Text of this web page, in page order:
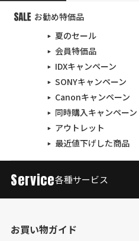
お勧め特価品
夏のセール
会員特価品
IDXキャンペーン
SONYキャンペーン
Canonキャンペーン
同時購入キャンペーン
アウトレット
最近値下げした商品
Service各種サービス
お買い物ガイド